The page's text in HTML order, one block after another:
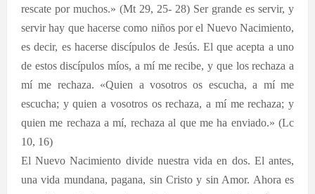
rescate por muchos.» (Mt 29, 25- 28) Ser grande es servir, y
servir hay que hacerse como niños por el Nuevo Nacimiento,
es decir, es hacerse discípulos de Jesús. El que acepta a uno
de estos discípulos míos, a mí me recibe, y que los rechaza a
mí me rechaza. «Quien a vosotros os escucha, a mí me
escucha; y quien a vosotros os rechaza, a mí me rechaza; y
quien me rechaza a mí, rechaza al que me ha enviado.» (Lc
10, 16)
El Nuevo Nacimiento divide nuestra vida en dos. El antes,
una vida mundana, pagana, sin Cristo y sin Amor. Ahora es